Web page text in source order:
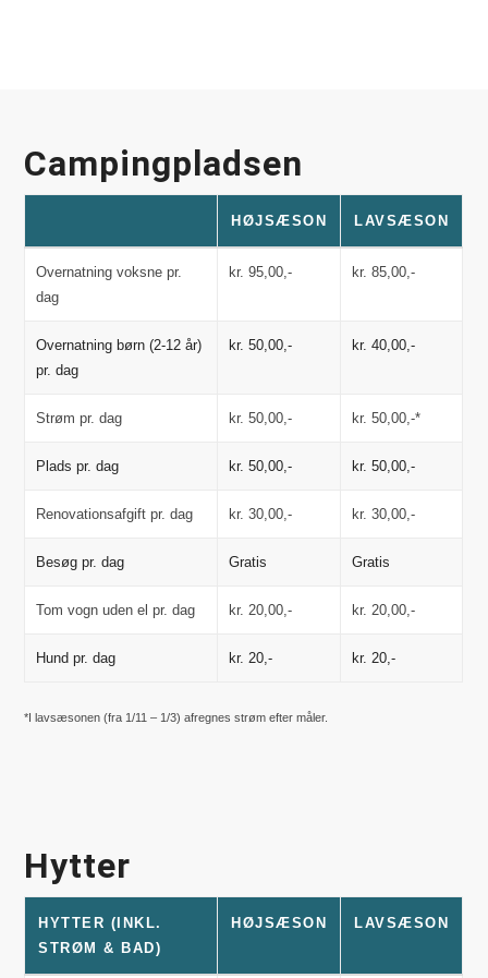
Campingpladsen
HØJSÆSON LAVSÆSON
Overnatning voksne pr.
dag
kr. 95,00,- kr. 85,00,-
Overnatning børn (2-12 år)
pr. dag
kr. 50,00,- kr. 40,00,-
Strøm pr. dag kr. 50,00,- kr. 50,00,-*
Plads pr. dag kr. 50,00,- kr. 50,00,-
Renovationsafgift pr. dag kr. 30,00,- kr. 30,00,-
Besøg pr. dag Gratis Gratis
Tom vogn uden el pr. dag kr. 20,00,- kr. 20,00,-
Hund pr. dag kr. 20,- kr. 20,-
*I lavsæsonen (fra 1/11 – 1/3) afregnes strøm efter måler.
Hytter
HYTTER (INKL.
STRØM & BAD)
HØJSÆSON LAVSÆSON